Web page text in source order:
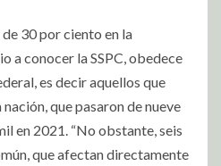
30 por ciento en la
a conocer la SSPC, obedece
es decir aquellos que
que pasaron de nueve
en 2021. “No obstante, seis
que afectan directamente